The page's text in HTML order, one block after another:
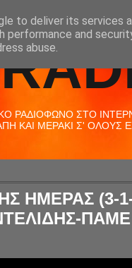
ΣΤΟ
ΚΑΙ ΜΕΡΑΚΙ Σ' ΟΛΟΥΣ
ΗΜΕΡΑΣ (3-
to deliver its services
performance and
abuse.